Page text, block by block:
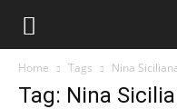
Home Tags Nina
Tag: Nina